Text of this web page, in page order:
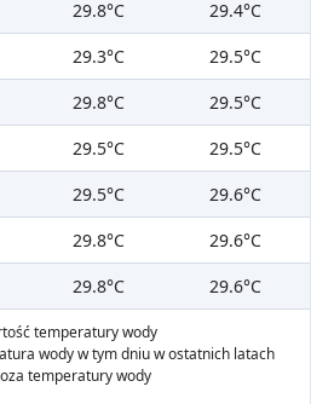
29.8°C
29.4°C
29.3°C
29.5°C
29.8°C
29.5°C
29.5°C
29.5°C
29.5°C
29.6°C
29.8°C
29.6°C
29.8°C 29.6°C
temperatury wody
wody w tym dniu w ostatnich latach
temperatury wody